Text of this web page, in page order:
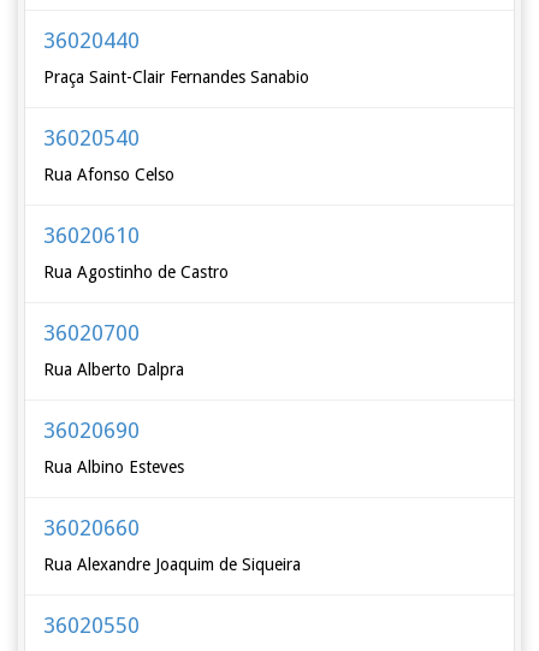
36020440
Praça Saint-Clair Fernandes Sanabio
36020540
Rua Afonso Celso
36020610
Rua Agostinho de Castro
36020700
Rua Alberto Dalpra
36020690
Rua Albino Esteves
36020660
Rua Alexandre Joaquim de Siqueira
36020550